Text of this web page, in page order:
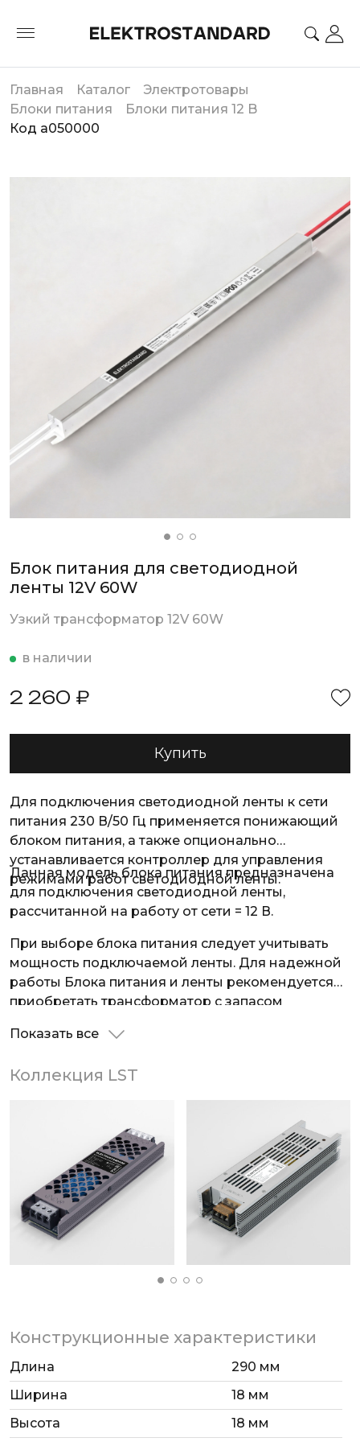
Главная Каталог
Электротовары
Блоки питания
Блоки питания 12 B
Код a050000
Блок питания для светодиодной
ленты 12V 60W
Узкий трансформатор 12V 60W
в наличии
2 260 ₽
Купить
Для подключения светодиодной ленты к сети
питания 230 В/50 Гц применяется понижающий
блоком питания, а также опционально
устанавливается контроллер для управления
режимами работ светодиодной ленты.
Данная модель блока питания предназначена
для подключения светодиодной ленты,
рассчитанной на работу от сети = 12 В.
При выборе блока питания следует учитывать
мощность подключаемой ленты. Для надежной
работы Блока питания и ленты рекомендуется
приобретать трансформатор с запасом
Показать все
Коллекция LST
Конструкционные характеристики
Длина
290 мм
Ширина
18 мм
Высота
18 мм